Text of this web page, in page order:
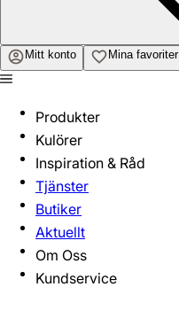
Mitt konto Mina favoriter
Produkter
Kulörer
Inspiration & Råd
Tjänster
Butiker
Aktuellt
Om Oss
Kundservice